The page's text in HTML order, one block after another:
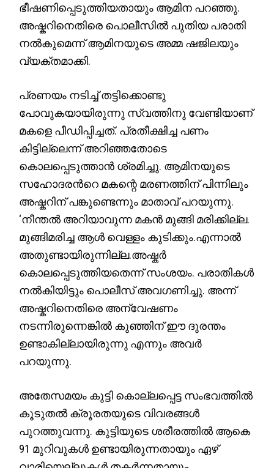
ഭീഷണിപ്പെടുത്തിയതായും ആമിന പറഞ്ഞു.
അഷ്കറിനെതിരെ പൊലീസിൽ പുതിയ പരാതി
നൽകുമെന്ന് ആമിനയുടെ അമ്മ ഷജിലയും
വ്യക്തമാക്കി.
പ്രണയം നടിച്ച് തട്ടിക്കൊണ്ടു
പോവുകയായിരുന്നു സ്വത്തിനു വേണ്ടിയാണ്
മകളെ പീഡിപ്പിച്ചത്. പ്രതീക്ഷിച്ച പണം
കിട്ടില്ലെന്ന് അറിഞ്ഞതോടെ
കൊലപ്പെടുത്താൻ ശ്രമിച്ചു. ആമിനയുടെ
സഹോദരൻറെ മകന്റെ മരണത്തിന് പിന്നിലും
അഷ്കറിന് പങ്കുണ്ടെന്നും മാതാവ് പറയുന്നു.
‘നീന്തൽ അറിയാവുന്ന മകൻ മുങ്ങി മരിക്കില്ല.
മുങ്ങിമരിച്ച ആൾ വെള്ളം കുടിക്കും.എന്നാൽ
അതുണ്ടായിരുന്നില്ല.അഷ്കർ
കൊലപ്പെടുത്തിയതെന്ന് സംശയം. പരാതികൾ
നൽകിയിട്ടും പൊലീസ് അവഗണിച്ചു. അന്ന്
അഷ്കറിനെതിരെ അന്വേഷണം
നടന്നിരുന്നെങ്കിൽ കുഞ്ഞിന് ഈ ദുരന്തം
ഉണ്ടാകില്ലായിരുന്നു എന്നും അവർ
പറയുന്നു.
അതേസമയം കുട്ടി കൊല്ലപ്പെട്ട സംഭവത്തിൽ
കൂടുതൽ ക്രൂരതയുടെ വിവരങ്ങൾ
പുറത്തുവന്നു. കുട്ടിയുടെ ശരീരത്തിൽ ആകെ
91 മുറിവുകൾ ഉണ്ടായിരുന്നതായും ഏഴ്